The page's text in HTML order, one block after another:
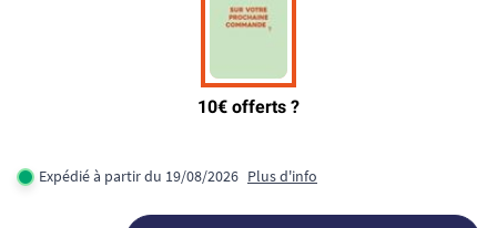
Expédié à partir du 19/08/2026 Plus d'info